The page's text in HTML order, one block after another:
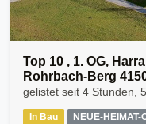
Top 10 , 1. OG,
Rohrbach-Berg
gelistet seit 4 Stunden,
In Bau NEUE-HEIMAT-